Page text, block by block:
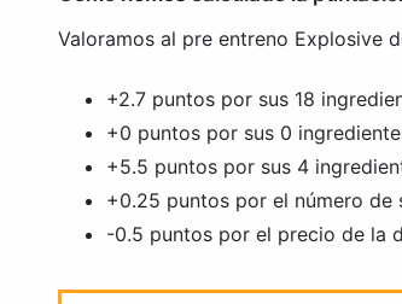
Valoramos al pre entreno Explosive
+2.7 puntos por sus 18
+0 puntos por sus 0
+5.5 puntos por sus 4
+0.25 puntos por el número de
-0.5 puntos por el precio de la